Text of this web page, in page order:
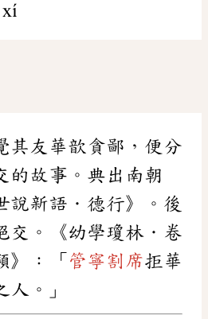
其友華歆貪鄙，便分
的故事。典出南朝
說新語．德行》。後
交。《幼學瓊林．卷
》：「 管寧割席拒華
。」